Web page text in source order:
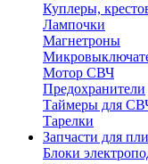
Куплеры,
Лампочки
Магнетроны
Мотор СВЧ
Предохранители
Таймеры для
Тарелки
Запчасти для
Блоки